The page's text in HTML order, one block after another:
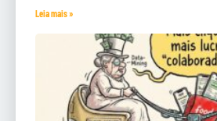
Leia mais »